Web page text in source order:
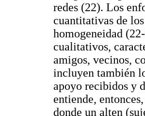
redes (22). Los
cuantitativas de
homogeneidad
cualitativos,
amigos, vecinos,
incluyen también
apoyo recibidos y
entiende,
donde un alten